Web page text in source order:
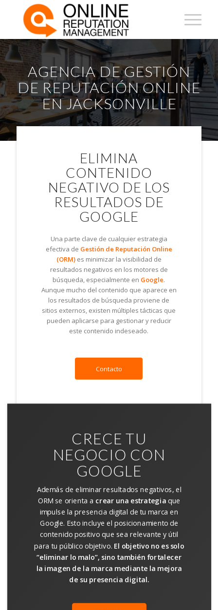
AGENCIA DE GESTIÓN
DE REPUTACIÓN ONLINE
EN JACKSONVILLE
ELIMINA
CONTENIDO
NEGATIVO DE LOS
RESULTADOS DE
GOOGLE
Una parte clave de cualquier estrategia
efectiva de Gestión de Reputación Online
(ORM)es minimizar la visibilidad de
resultados negativos en los motores de
búsqueda, especialmente en Google.
Aunque mucho del contenido que aparece en
los resultados de búsqueda proviene de
sitios externos, existen múltiples tácticas que
pueden aplicarse para gestionar y reducir
este contenido indeseado.
Contacto
CRECE TU
NEGOCIO CON
GOOGLE
Además de eliminar resultados negativos, el
ORM se orienta a crear una estrategia que
impulse la presencia digital de tu marca en
Google. Esto incluye el posicionamiento de
contenido positivo que sea relevante y útil
para tu público objetivo. El objetivo no es solo
“eliminar lo malo”, sino también fortalecer
la imagen de la marca mediante la mejora
de su presencia digital.